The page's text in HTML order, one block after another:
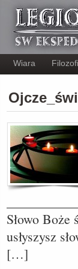
Wiara
Słowo
usłyszysz
[…]